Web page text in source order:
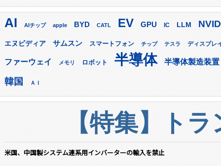
AI AIチップ apple BYD CATL EV GPU IC LLM
エヌビディア サムスン スマートフォン チップ テスラ ディスプレ
ファーウェイ メモリ ロボット 半導体 半導体製造装置
韓国 ＡＩ
【特集】ト
米国、中国製システム連系用インバーターの輸入を禁止